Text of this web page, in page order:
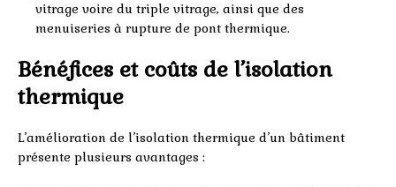
vitrage voire du triple vitrage, ainsi que des
menuiseries à rupture de pont thermique.
Bénéfices et coûts de l’isolation
thermique
L’amélioration de l’isolation thermique d’un bâtiment
présente plusieurs avantages :